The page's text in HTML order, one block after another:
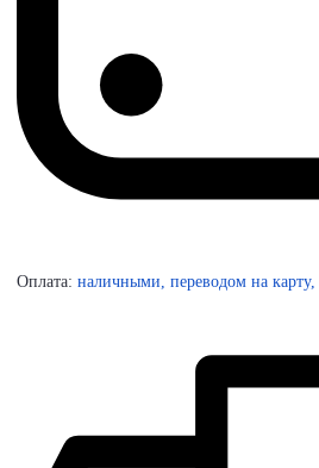
Оплата: наличными, переводом на